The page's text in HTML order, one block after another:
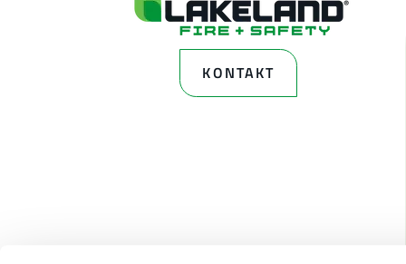
KONTAKT